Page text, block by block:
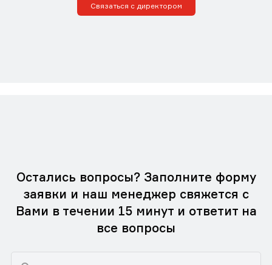
Связаться с директором
Остались вопросы? Заполните форму
заявки и наш менеджер свяжется с
Вами в течении 15 минут и ответит на
все вопросы